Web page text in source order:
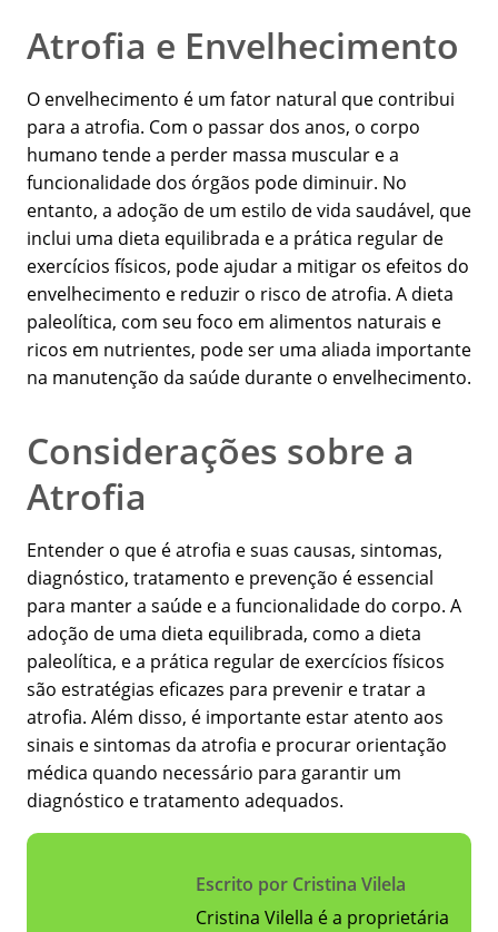
Atrofia e Envelhecimento
O envelhecimento é um fator natural que contribui
para a atrofia. Com o passar dos anos, o corpo
humano tende a perder massa muscular e a
funcionalidade dos órgãos pode diminuir. No
entanto, a adoção de um estilo de vida saudável, que
inclui uma dieta equilibrada e a prática regular de
exercícios físicos, pode ajudar a mitigar os efeitos do
envelhecimento e reduzir o risco de atrofia. A dieta
paleolítica, com seu foco em alimentos naturais e
ricos em nutrientes, pode ser uma aliada importante
na manutenção da saúde durante o envelhecimento.
Considerações sobre a
Atrofia
Entender o que é atrofia e suas causas, sintomas,
diagnóstico, tratamento e prevenção é essencial
para manter a saúde e a funcionalidade do corpo. A
adoção de uma dieta equilibrada, como a dieta
paleolítica, e a prática regular de exercícios físicos
são estratégias eficazes para prevenir e tratar a
atrofia. Além disso, é importante estar atento aos
sinais e sintomas da atrofia e procurar orientação
médica quando necessário para garantir um
diagnóstico e tratamento adequados.
Escrito por Cristina Vilela
Cristina Vilella é a proprietária